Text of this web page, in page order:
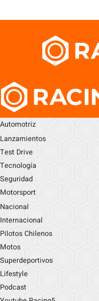
Automotriz
Lanzamientos
Test Drive
Tecnología
Seguridad
Motorsport
Nacional
Internacional
Pilotos Chilenos
Motos
Superdeportivos
Lifestyle
Podcast